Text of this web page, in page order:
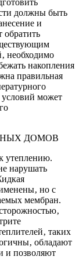
должны быть
и
обратить
необходимо
накопления
правильная
может
ДОМОВ
утеплению.
нарушать
но с
мембран.
таких
обладают
и позволяют